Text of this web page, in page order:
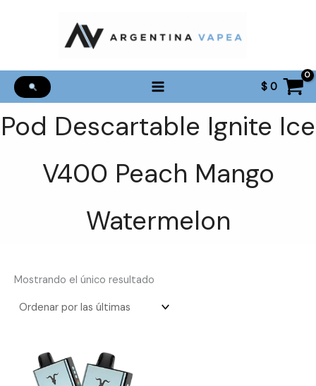
$0
Pod Descartable Ignite Ice
V400 Peach Mango
Watermelon
Mostrando el único resultado